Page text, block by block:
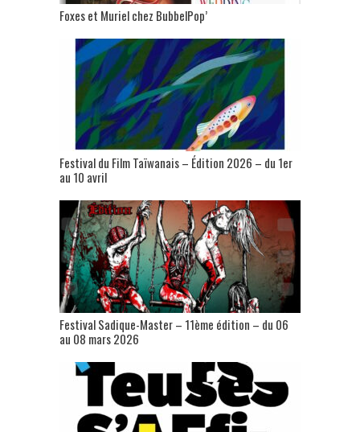
Foxes et Muriel chez BubbelPop’
Festival du Film Taïwanais – Édition 2026 – du 1er
au 10 avril
Festival Sadique-Master – 11ème édition – du 06
au 08 mars 2026